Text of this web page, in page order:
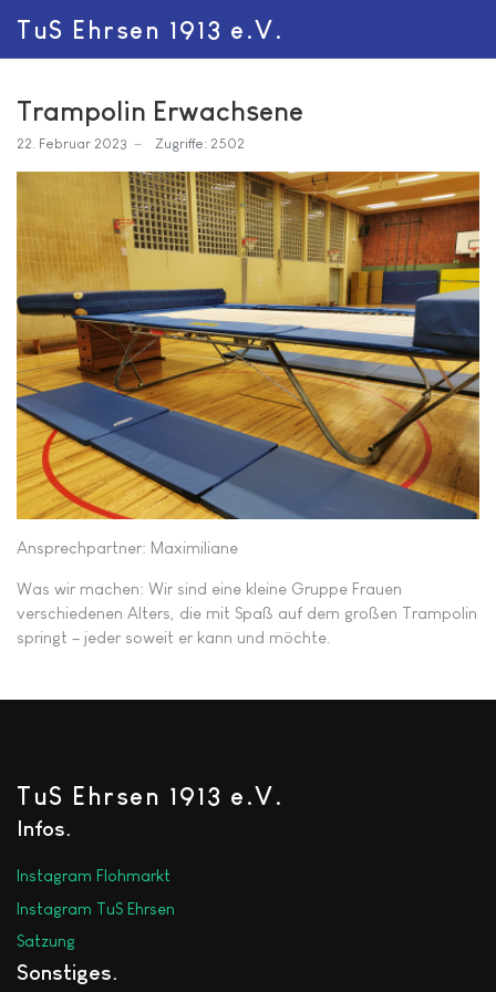
TuS Ehrsen 1913 e.V.
Trampolin Erwachsene
22. Februar 2023 Zugriffe: 2502
Ansprechpartner: Maximiliane
Was wir machen: Wir sind eine kleine Gruppe Frauen
verschiedenen Alters, die mit Spaß auf dem großen Trampolin
springt – jeder soweit er kann und möchte.
TuS Ehrsen 1913 e.V.
Infos
Instagram Flohmarkt
Instagram TuS Ehrsen
Satzung
Sonstiges